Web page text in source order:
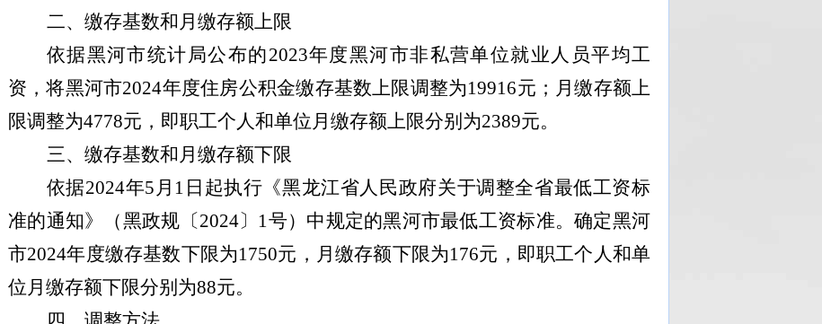
二、缴存基数和月缴存额上限
依据黑河市统计局公布的2023年度黑河市非私营单位就业人员平均工
资，将黑河市2024年度住房公积金缴存基数上限调整为19916元 ； 月缴存额上
限调整为4778元，即职工个人和单位月缴存额上限分别为2389元。
三、缴存基数和月缴存额下限
依据2024年5 月 1 日起执行 《黑龙江省人民政府关于调整全省最低工资标
准的通知》（黑政规〔2024〕 1号）中规定的黑河市最低工资标准。确定黑河
市2024年度缴存基数下限为1750元，月缴存额下限为176元，即职工个人和单
位月缴存额下限分别为88元。